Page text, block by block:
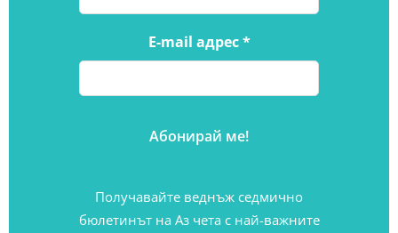
E-mail адрес*
Получавайте веднъж седмично
бюлетинът на Аз чета с най-важните